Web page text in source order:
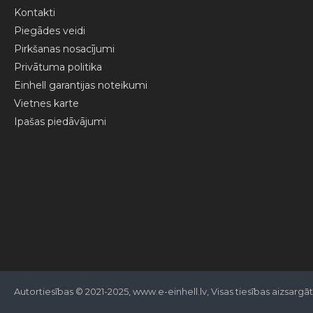
Kontakti
Piegādes veidi
Pirkšanas nosacījumi
Privātuma politika
Einhell garantijas noteikumi
Vietnes karte
Ipašas piedāvājumi
Autortiesības © 2021-2025, www.e-einhell.lv, Visas tiesības